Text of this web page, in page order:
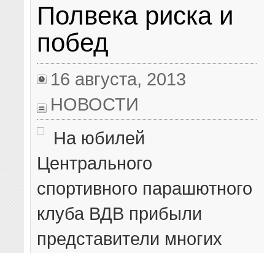
Полвека риска и
побед
16 августа, 2013
НОВОСТИ
На юбилей
Центрального
спортивного парашютного
клуба ВДВ прибыли
представители многих